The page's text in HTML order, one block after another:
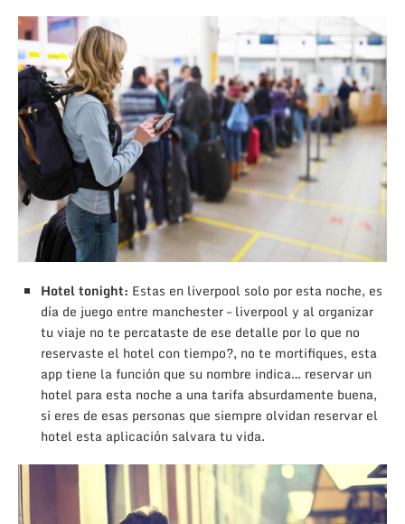
Hotel tonight: Estas en liverpool solo por esta noche, es
día de juego entre manchester – liverpool y al organizar
tu viaje no te percataste de ese detalle por lo que no
reservaste el hotel con tiempo?, no te mortifiques, esta
app tiene la función que su nombre indica… reservar un
hotel para esta noche a una tarifa absurdamente buena,
si eres de esas personas que siempre olvidan reservar el
hotel esta aplicación salvara tu vida.